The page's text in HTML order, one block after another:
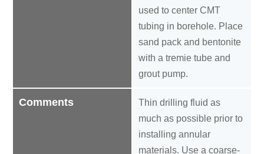
Comments
used to center CMT
tubing in borehole. Place
sand pack and bentonite
with a tremie tube and
grout pump.
Thin drilling fluid as
much as possible prior to
installing annular
materials. Use a coarse-